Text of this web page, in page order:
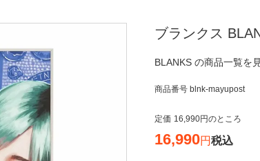
ブランクス
BLANKS の商品一覧を
商品番号 blnk-mayupost
定価 16,990 のところ
16,990 税込